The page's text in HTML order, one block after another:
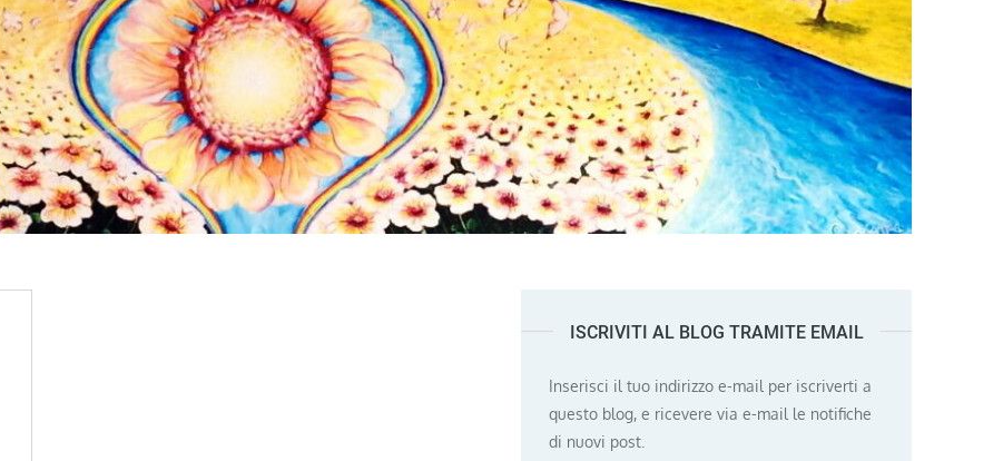
ISCRIVITI AL BLOG TRAMITE EMAIL
Inserisci il tuo indirizzo e-mail per iscriverti a
questo blog, e ricevere via e-mail le notifiche
di nuovi post.